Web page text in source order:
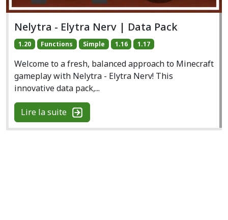
Nelytra - Elytra Nerv | Data Pack
1.20 Functions Simple 1.16 1.17
Welcome to a fresh, balanced approach to Minecraft
gameplay with Nelytra - Elytra Nerv! This
innovative data pack,...
Lire la suite